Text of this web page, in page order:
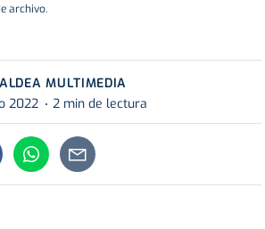
archivo.
MULTIMEDIA
2022
2 min de lectura